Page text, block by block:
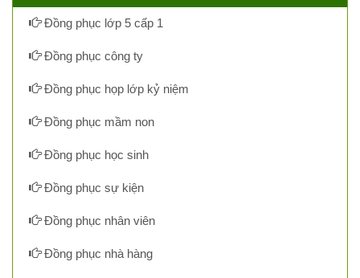
Đồng phục lớp 5 cấp 1
Đồng phục công ty
Đồng phục họp lớp kỷ niệm
Đồng phục mầm non
Đồng phục học sinh
Đồng phục sự kiện
Đồng phục nhân viên
Đồng phục nhà hàng